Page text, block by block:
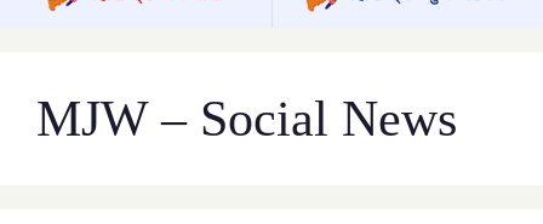
contentMJW – Social News